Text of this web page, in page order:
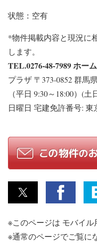
状態：空有
*物件掲載内容と現況に
します。
TEL.0276-48-7989ホー
プラザ 〒373-0852 群馬
（平日 9:30～18:00）(
日曜日 宅建免許番号: 東
※このページは モバイル
※通常のページでご覧に